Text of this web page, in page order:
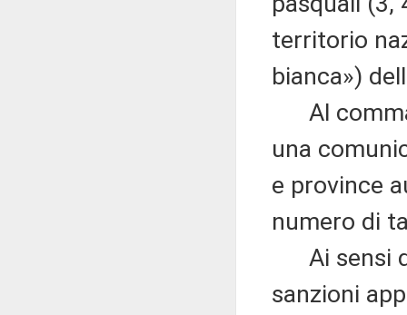
territorio
bianca»)
Al comma
una
e province
numero di
Ai sensi
sanzioni